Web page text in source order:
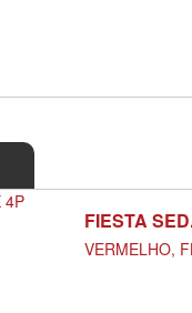
FIESTA
VERMELHO,